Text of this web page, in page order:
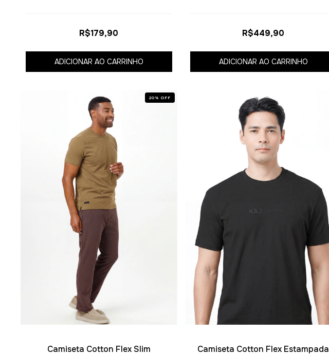
R$179,90
ADICIONAR AO CARRINHO
R$449,90
ADICIONAR AO CARRINHO
20 % OFF
Camiseta Cotton Flex Slim Camiseta Cotton Flex Estampada